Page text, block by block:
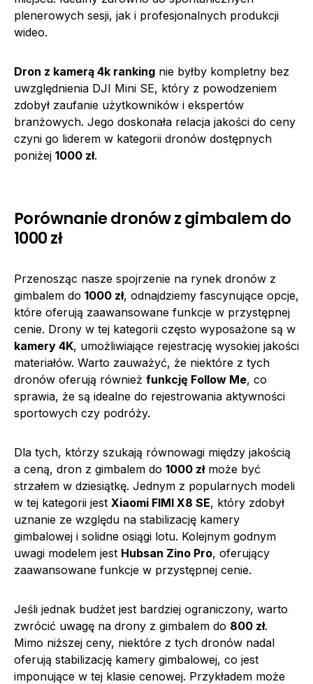
plenerowych sesji, jak i profesjonalnych produkcji
wideo.
Dron z kamerą 4k ranking nie byłby kompletny bez
uwzględnienia DJI Mini SE, który z powodzeniem
zdobył zaufanie użytkowników i ekspertów
branżowych. Jego doskonała relacja jakości do ceny
czyni go liderem w kategorii dronów dostępnych
poniżej 1000 zł.
Porównanie dronów z gimbalem do
1000 zł
Przenosząc nasze spojrzenie na rynek dronów z
gimbalem do 1000 zł, odnajdziemy fascynujące opcje,
które oferują zaawansowane funkcje w przystępnej
cenie. Drony w tej kategorii często wyposażone są w
kamery 4K, umożliwiające rejestrację wysokiej jakości
materiałów. Warto zauważyć, że niektóre z tych
dronów oferują również funkcję Follow Me, co
sprawia, że są idealne do rejestrowania aktywności
sportowych czy podróży.
Dla tych, którzy szukają równowagi między jakością
a ceną, dron z gimbalem do 1000 złmoże być
strzałem w dziesiątkę. Jednym z popularnych modeli
w tej kategorii jest Xiaomi FIMI X8 SE, który zdobył
uznanie ze względu na stabilizację kamery
gimbalowej i solidne osiągi lotu. Kolejnym godnym
uwagi modelem jest Hubsan Zino Pro, oferujący
zaawansowane funkcje w przystępnej cenie.
Jeśli jednak budżet jest bardziej ograniczony, warto
zwrócić uwagę na drony z gimbalem do 800 zł.
Mimo niższej ceny, niektóre z tych dronów nadal
oferują stabilizację kamery gimbalowej, co jest
imponujące w tej klasie cenowej. Przykładem może